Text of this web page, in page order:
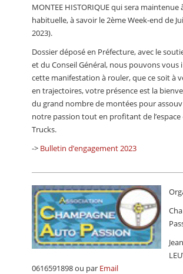
MONTEE HISTORIQUE qui sera maintenue
habituelle, à savoir le 2ème Week-end de
2023).
Dossier déposé en Préfecture, avec le
et du Conseil Général, nous pouvons vous
cette manifestation à rouler, que ce soit à
en trajectoires, votre présence est la
du grand nombre de montées pour
notre passion tout en profitant de l’espace
Trucks.
-> Bulletin d’engagement 2023
0616591898 ou par Email